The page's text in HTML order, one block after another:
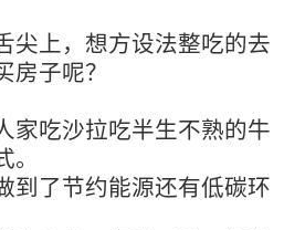
尖上，想方设法整吃的去
房子呢？
家吃沙拉吃半生不熟的牛
到了节约能源还有低碳环